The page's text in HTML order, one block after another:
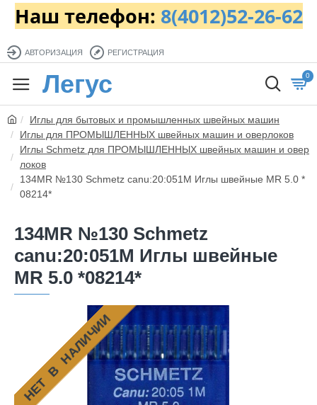
Наш телефон: 8(4012)52-26-62
АВТОРИЗАЦИЯ РЕГИСТРАЦИЯ
Легус 0
Иглы для бытовых и промышленных швейных машин
Иглы для ПРОМЫШЛЕННЫХ швейных машин и оверлоков
Иглы Schmetz для ПРОМЫШЛЕННЫХ швейных машин и овер
локов
134MR №130 Schmetz canu:20:051M Иглы швейные MR 5.0 *
08214*
134MR №130 Schmetz
canu:20:051M Иглы швейные
MR 5.0 *08214*
НЕТ В НАЛИЧИИ